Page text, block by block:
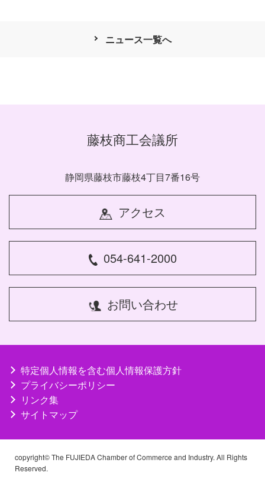
ニュース一覧へ
藤枝商工会議所
静岡県藤枝市藤枝4丁目7番16号
アクセス
054-641-2000
お問い合わせ
特定個人情報を含む個人情報保護方針
プライバシーポリシー
リンク集
サイトマップ
copyright© The FUJIEDA Chamber of Commerce and Industry. All Rights
Reserved.